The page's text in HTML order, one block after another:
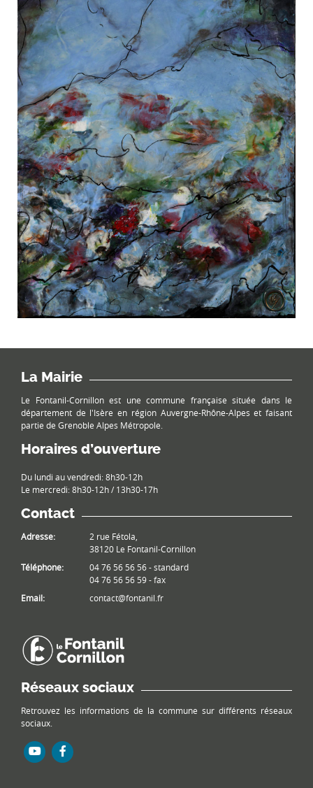
La Mairie
Le Fontanil-Cornillon est une commune française située dans le
département de l'Isère en région Auvergne-Rhône-Alpes et faisant
partie de Grenoble Alpes Métropole.
Horaires d’ouverture
Du lundi au vendredi: 8h30-12h
Le mercredi: 8h30-12h / 13h30-17h
Contact
Adresse:
2 rue Fétola,
38120 Le Fontanil-Cornillon
Téléphone:
04 76 56 56 56 - standard
04 76 56 56 59 - fax
Email:
contact@fontanil.fr
Réseaux sociaux
Retrouvez les informations de la commune sur différents réseaux
sociaux.